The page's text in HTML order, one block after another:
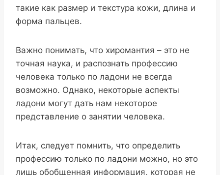
такие как размер и текстура кожи, длина и
форма пальцев.
Важно понимать, что хиромантия – это не
точная наука, и распознать профессию
человека только по ладони не всегда
возможно. Однако, некоторые аспекты
ладони могут дать нам некоторое
представление о занятии человека.
Итак, следует помнить, что определить
профессию только по ладони можно, но это
лишь обобщенная информация, которая не